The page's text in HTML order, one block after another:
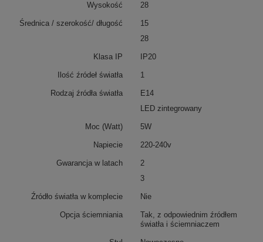
Wysokość 28
Średnica / szerokość/ długość
15
28
Klasa IP IP20
Ilość źródeł światła 1
Rodzaj źródła światła
E14
LED zintegrowany
Moc (Watt) 5W
Napiecie 220-240v
Gwarancja w latach
2
3
Źródło światła w komplecie Nie
Opcja ściemniania
Tak, z odpowiednim źródłem
światła i ściemniaczem